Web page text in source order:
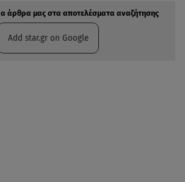
άρθρα μας στα αποτελέσματα αναζήτησης
Add star.gr on Google